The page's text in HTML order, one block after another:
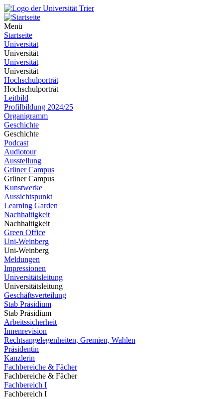
Menü
Startseite
Universität
Universität
Universität
Universität
Hochschulporträt
Hochschulporträt
Leitbild
Profilbildung 2024/25
Organigramm
Geschichte
Geschichte
Podcast
Audiotour
Ausstellung
Grüner Campus
Grüner Campus
Kunstwerke
Aussichtspunkt
Learning Garden
Nachhaltigkeit
Nachhaltigkeit
Green Office
Uni-Weinberg
Uni-Weinberg
Meldungen
Impressionen
Universitätsleitung
Universitätsleitung
Geschäftsverteilung
Stab Präsidium
Stab Präsidium
Arbeitssicherheit
Innenrevision
Rechtsangelegenheiten, Gremien, Wahlen
Präsidentin
Kanzlerin
Fachbereiche & Fächer
Fachbereiche & Fächer
Fachbereich I
Fachbereich I